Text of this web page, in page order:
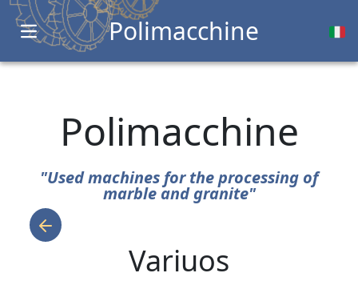
Open main menuPolimacchine
Polimacchine
"Used machines for the processing of
marble and granite"
Variuos